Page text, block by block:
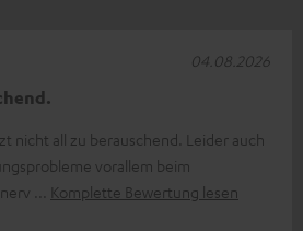
nicht all zu berauschend. Leider auch
vorallem beim
Komplette Bewertung lesen
04.08.2026